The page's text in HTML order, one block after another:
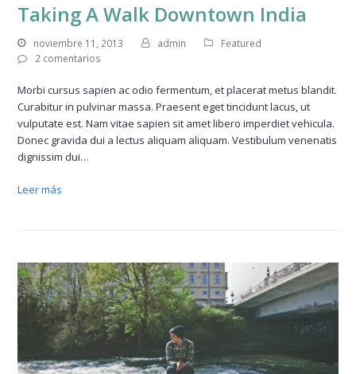
Taking A Walk Downtown India
noviembre 11, 2013 admin
Featured
2 comentarios
Morbi cursus sapien ac odio fermentum, et placerat metus blandit.
Curabitur in pulvinar massa. Praesent eget tincidunt lacus, ut
vulputate est. Nam vitae sapien sit amet libero imperdiet vehicula.
Donec gravida dui a lectus aliquam aliquam. Vestibulum venenatis
dignissim dui…
Leer más